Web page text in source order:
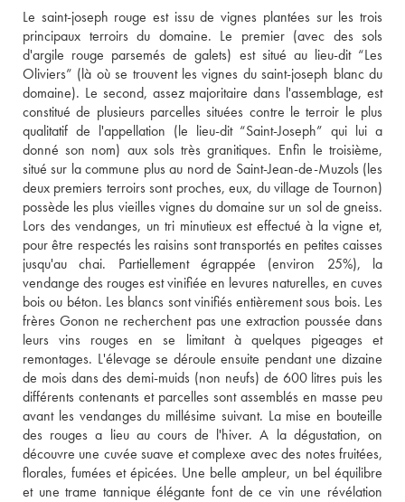
Le saint-joseph rouge est issu de vignes plantées sur les trois
principaux terroirs du domaine. Le premier (avec des sols
d'argile rouge parsemés de galets) est situé au lieu-dit “Les
Oliviers” (là où se trouvent les vignes du saint-joseph blanc du
domaine). Le second, assez majoritaire dans l'assemblage, est
constitué de plusieurs parcelles situées contre le terroir le plus
qualitatif de l'appellation (le lieu-dit “Saint-Joseph” qui lui a
donné son nom) aux sols très granitiques. Enfin le troisième,
situé sur la commune plus au nord de Saint-Jean-de-Muzols (les
deux premiers terroirs sont proches, eux, du village de Tournon)
possède les plus vieilles vignes du domaine sur un sol de gneiss.
Lors des vendanges, un tri minutieux est effectué à la vigne et,
pour être respectés les raisins sont transportés en petites caisses
jusqu'au chai. Partiellement égrappée (environ 25%), la
vendange des rouges est vinifiée en levures naturelles, en cuves
bois ou béton. Les blancs sont vinifiés entièrement sous bois. Les
frères Gonon ne recherchent pas une extraction poussée dans
leurs vins rouges en se limitant à quelques pigeages et
remontages. L'élevage se déroule ensuite pendant une dizaine
de mois dans des demi-muids (non neufs) de 600 litres puis les
différents contenants et parcelles sont assemblés en masse peu
avant les vendanges du millésime suivant. La mise en bouteille
des rouges a lieu au cours de l'hiver. A la dégustation, on
découvre une cuvée suave et complexe avec des notes fruitées,
florales, fumées et épicées. Une belle ampleur, un bel équilibre
et une trame tannique élégante font de ce vin une révélation